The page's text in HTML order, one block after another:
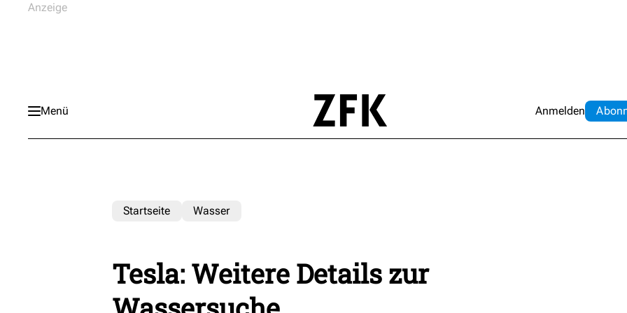
Menü Anmelden Abo
Startseite Wasser
Tesla: Weitere Details zur